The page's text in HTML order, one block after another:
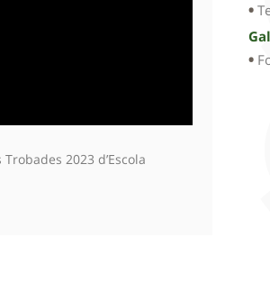
2023 d’Escola